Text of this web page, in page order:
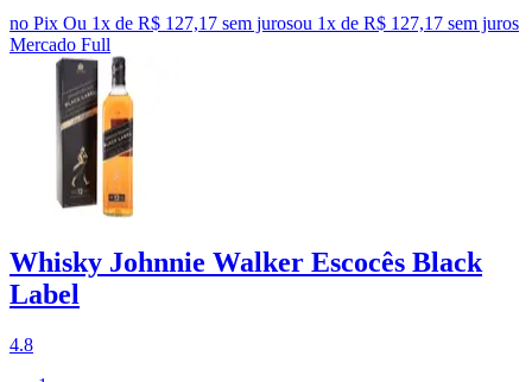
no Pix Ou 1x de R$ 127,17 sem jurosou 1x de R$ 127,17 sem juros
Mercado Full
Whisky Johnnie Walker Escocês Black
Label
4.8